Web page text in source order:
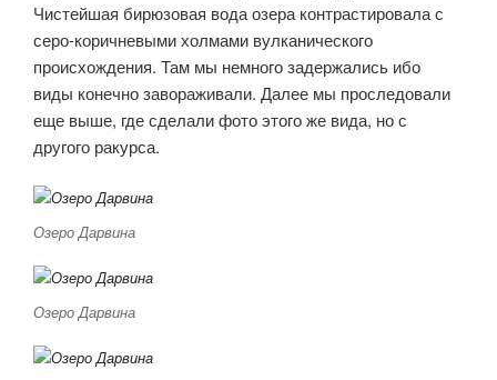
Чистейшая бирюзовая вода озера контрастировала с
серо-коричневыми холмами вулканического
происхождения. Там мы немного задержались ибо
виды конечно завораживали. Далее мы проследовали
еще выше, где сделали фото этого же вида, но с
другого ракурса.
Озеро Дарвина
Озеро Дарвина